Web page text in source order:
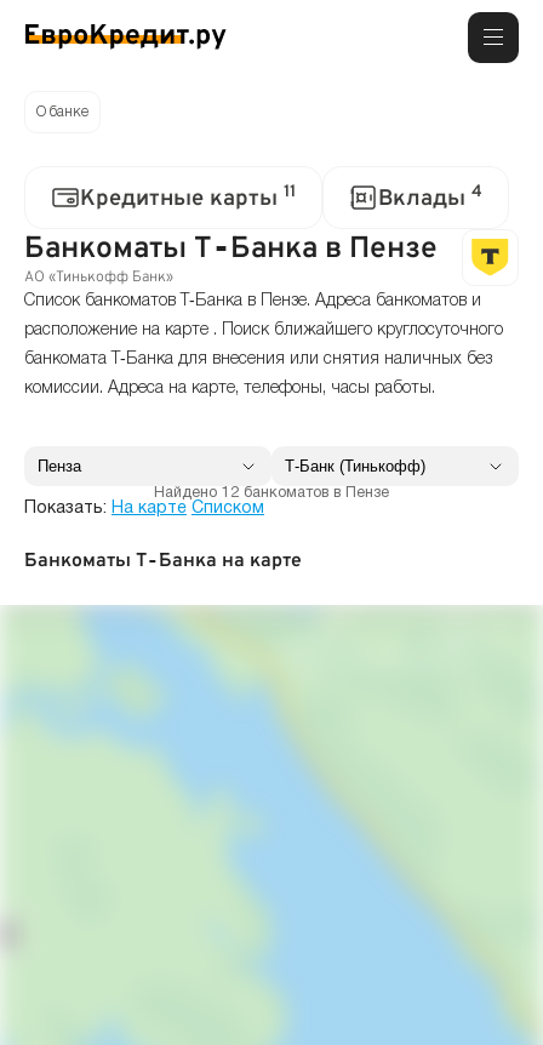
О банке
Кредитные карты 11 Вклады 4
Банкоматы Т‑Банка в Пензе
АО «Тинькофф Банк»
Список банкоматов Т‑Банка в Пензе. Адреса банкоматов и
расположение на карте . Поиск ближайшего круглосуточного
банкомата Т‑Банка для внесения или снятия наличных без
комиссии. Адреса на карте, телефоны, часы работы.
Найдено 12 банкоматов в Пензе
Показать: На карте Списком
Банкоматы Т‑Банка на карте